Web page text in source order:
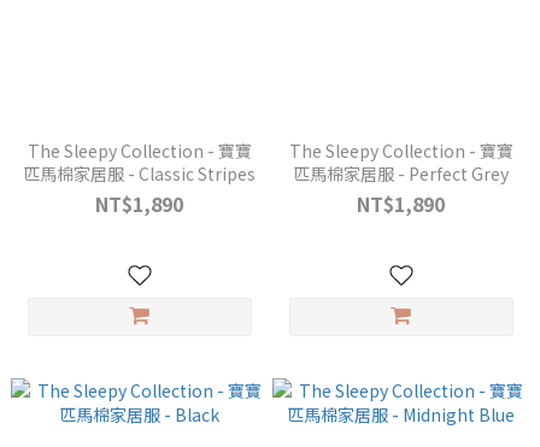
The Sleepy Collection - 寶寶
匹馬棉家居服 - Classic Stripes
NT$1,890
The Sleepy Collection - 寶寶
匹馬棉家居服 - Perfect Grey
NT$1,890